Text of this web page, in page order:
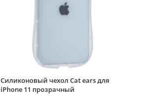
Силиконовый чехол Cat ears для
iPhone 11 прозрачный